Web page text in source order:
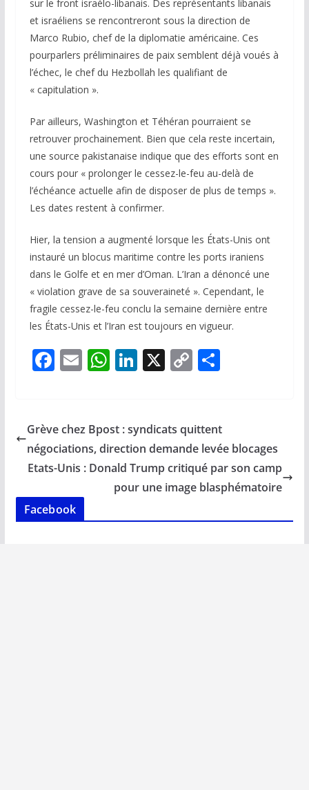
sur le front israélo-libanais. Des représentants libanais
et israéliens se rencontreront sous la direction de
Marco Rubio, chef de la diplomatie américaine. Ces
pourparlers préliminaires de paix semblent déjà voués à
l’échec, le chef du Hezbollah les qualifiant de
« capitulation ».
Par ailleurs, Washington et Téhéran pourraient se
retrouver prochainement. Bien que cela reste incertain,
une source pakistanaise indique que des efforts sont en
cours pour « prolonger le cessez-le-feu au-delà de
l’échéance actuelle afin de disposer de plus de temps ».
Les dates restent à confirmer.
Hier, la tension a augmenté lorsque les États-Unis ont
instauré un blocus maritime contre les ports iraniens
dans le Golfe et en mer d’Oman. L’Iran a dénoncé une
« violation grave de sa souveraineté ». Cependant, le
fragile cessez-le-feu conclu la semaine dernière entre
les États-Unis et l’Iran est toujours en vigueur.
F
b
o
o
k
E
l
W
s
A
p
p
Li
e
dI
n
X C
y
Li
n
k
P
g
er
Grève chez Bpost : syndicats quittent
négociations, direction demande levée blocages
Etats-Unis : Donald Trump critiqué par son camp
pour une image blasphématoire
Facebook